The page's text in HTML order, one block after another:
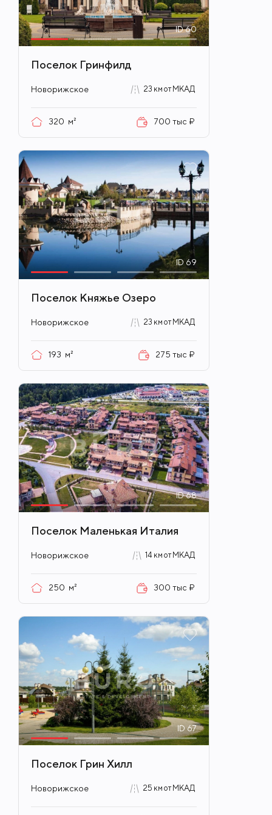
ID60
Поселок Гринфилд
Новорижское 23 км от МКАД
320 м² 700 тыс ₽
ID 69
Поселок Княжье Озеро
Новорижское 23 км от МКАД
193 м² 275 тыс ₽
ID68
Поселок Маленькая Италия
Новорижское 14 км от МКАД
250 м² 300 тыс ₽
ID67
Поселок Грин Хилл
Новорижское 25 км от МКАД